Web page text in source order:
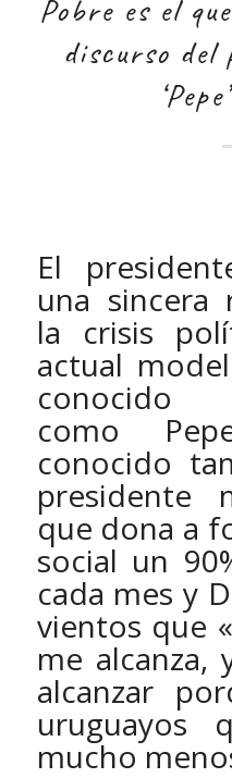
Pobre es el
discurso del
El
una sincera
la crisis
actual
conocido
como
conocido
presidente
que dona a
social un
cada mes y
vientos que
me alcanza,
alcanzar
uruguayos
mucho